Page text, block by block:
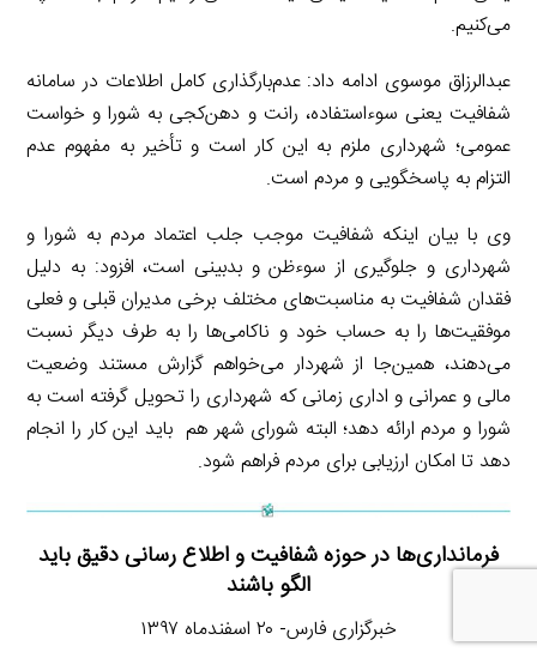
می‌کنیم.
عبدالرزاق موسوی ادامه داد: عدم‌بارگذاری کامل اطلاعات در سامانه
شفافیت یعنی سوءاستفاده، رانت و دهن‌کجی به شورا و خواست
عمومی؛ شهرداری ملزم به این کار است و تأخیر به مفهوم عدم
التزام به پاسخگویی و مردم است.
وی با بیان اینکه شفافیت موجب جلب اعتماد مردم به شورا و
شهرداری و جلوگیری از سوءظن و بدبینی است، افزود: به دلیل
فقدان شفافیت به مناسبت‌های مختلف برخی مدیران قبلی و فعلی
موفقیت‌ها را به حساب خود و ناکامی‌ها را به طرف دیگر نسبت
می‌دهند، همین‌جا از شهردار می‌خواهم گزارش مستند وضعیت
مالی و عمرانی و اداری زمانی که شهرداری را تحویل گرفته است به
شورا و مردم ارائه دهد؛ البته شورای شهر هم باید این کار را انجام
دهد تا امکان ارزیابی برای مردم فراهم شود.
فرمانداری‌ها در حوزه شفافیت و اطلاع رسانی دقیق باید
الگو باشند
خبرگزاری فارس- ۲۰ اسفندماه ۱۳۹۷